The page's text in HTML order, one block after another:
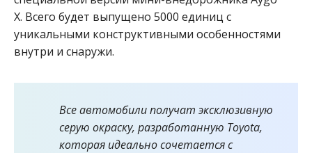
X. Всего будет выпущено 5000 единиц с
уникальными конструктивными особенностями
внутри и снаружи.
Все автомобили получат эксклюзивную
серую окраску, разработанную Toyota,
которая идеально сочетается с